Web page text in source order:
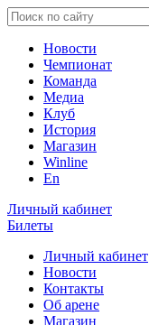
Новости
Чемпионат
Команда
Медиа
Клуб
История
Магазин
Winline
En
Личный кабинет
Билеты
Личный кабинет
Новости
Контакты
Об арене
Магазин